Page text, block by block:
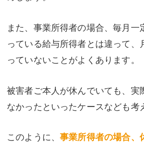
また、事業所得者の場合、毎月一
っている給与所得者とは違って、
っていないことがよくあります。
被害者ご本人が休んでいても、実
なかったといったケースなども考
このように、事業所得者の場合、